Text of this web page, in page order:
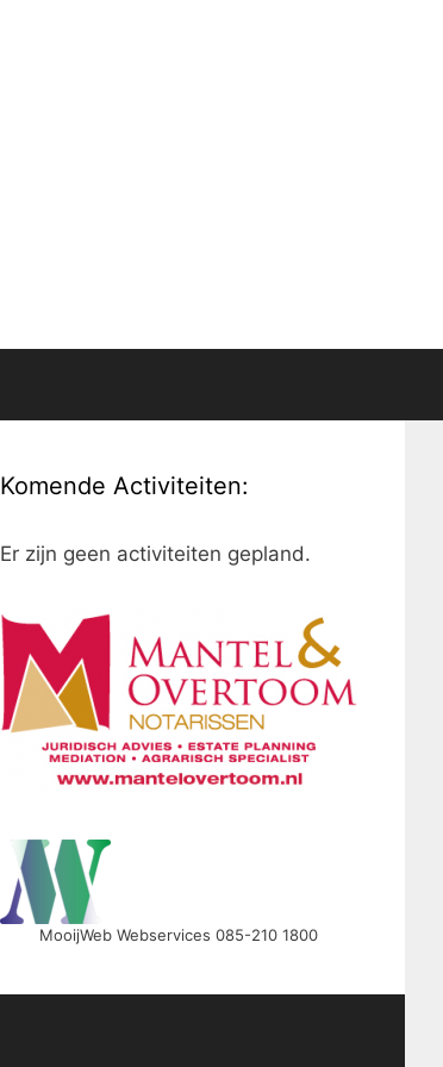
Komende Activiteiten:
Er zijn geen activiteiten gepland.
MooijWeb Webservices 085-210 1800